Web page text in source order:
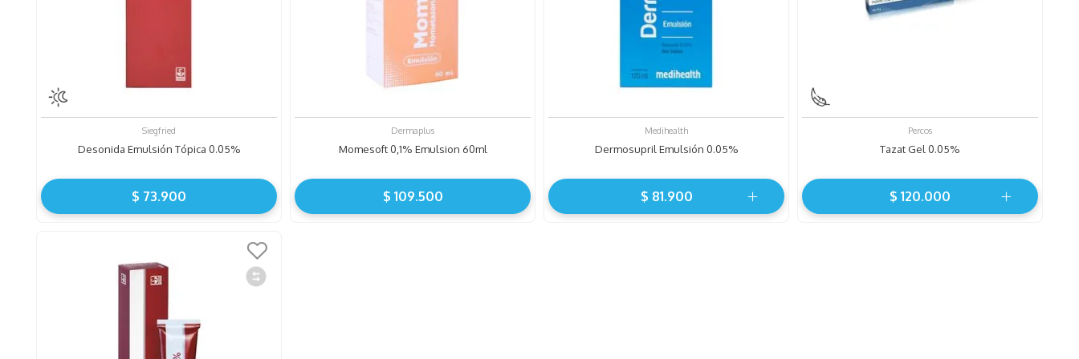
Siegfried
Desonida Emulsión Tópica 0.05%
$ 73.900
Dermaplus
Momesoft 0,1% Emulsion 60ml
$ 109.500
Medihealth
Dermosupril Emulsión 0.05%
$ 81.900
Percos
Tazat Gel 0.05%
$ 120.000